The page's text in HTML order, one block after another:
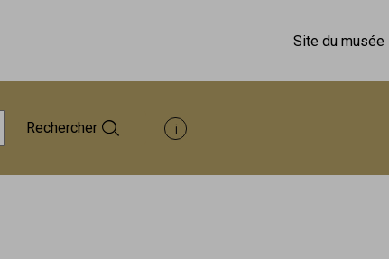
Site du musée
Rechercher Afficher les informations d'aide à la